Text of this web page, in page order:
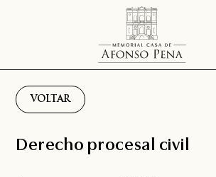
VOLTAR
Derecho procesal civil